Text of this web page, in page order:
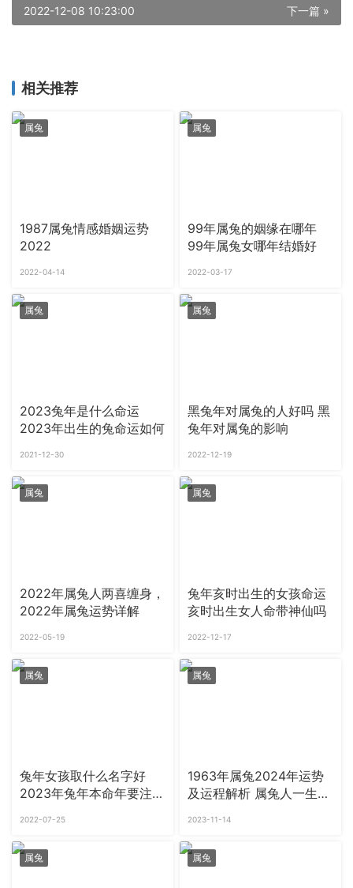
下一篇 »
2022-12-08 10:23:00
相关推荐
属兔
1987属兔情感婚姻运势
2022
2022-04-14
属兔
99年属兔的姻缘在哪年
99年属兔女哪年结婚好
2022-03-17
属兔
2023兔年是什么命运
2023年出生的兔命运如何
2021-12-30
属兔
黑兔年对属兔的人好吗 黑
兔年对属兔的影响
2022-12-19
属兔
2022年属兔人两喜缠身，
2022年属兔运势详解
2022-05-19
属兔
兔年亥时出生的女孩命运
亥时出生女人命带神仙吗
2022-12-17
属兔
兔年女孩取什么名字好
2023年兔年本命年要注意
2022-07-25
属兔
1963年属兔2024年运势
及运程解析 属兔人一生最
2023-11-14
属兔 属兔